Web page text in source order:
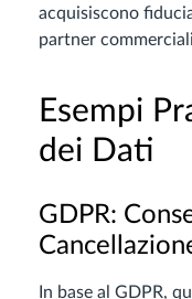
acquisiscono
partner
Esempi
dei Dati
GDPR:
In base al GDPR,